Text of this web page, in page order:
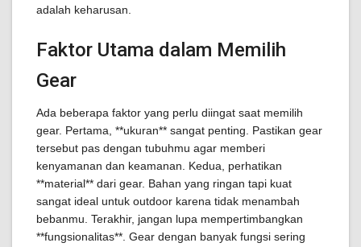
adalah keharusan.
Faktor Utama dalam Memilih
Gear
Ada beberapa faktor yang perlu diingat saat memilih
gear. Pertama, **ukuran** sangat penting. Pastikan gear
tersebut pas dengan tubuhmu agar memberi
kenyamanan dan keamanan. Kedua, perhatikan
**material** dari gear. Bahan yang ringan tapi kuat
sangat ideal untuk outdoor karena tidak menambah
bebanmu. Terakhir, jangan lupa mempertimbangkan
**fungsionalitas**. Gear dengan banyak fungsi sering